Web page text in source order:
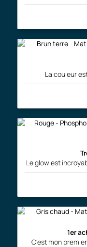
La couleur
Le glow est
1er
C'est mon